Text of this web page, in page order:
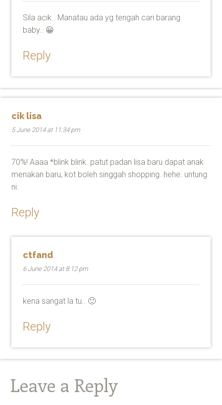
Sila acik.. Manatau ada yg tengah cari barang
baby.. 😀
Reply
cik lisa
5 June 2014 at 11:34 pm
70%! Aaaa *blink blink. patut padan lisa baru dapat anak
menakan baru, kot boleh singgah shopping. hehe. untung
ni.
Reply
ctfand
6 June 2014 at 8:12 pm
kena sangat la tu.. 🙂
Reply
Leave a Reply